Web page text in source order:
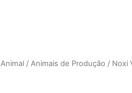
/ Animais de Produção / Noxi